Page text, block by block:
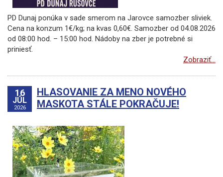
PD Dunaj ponúka v sade smerom na Jarovce samozber sliviek.
Cena na konzum 1€/kg; na kvas 0,60€. Samozber od 04.08.2026
od 08:00 hod. – 15:00 hod. Nádoby na zber je potrebné si
priniesť.
Zobraziť...
16
JÚL
2026
HLASOVANIE ZA MENO NOVÉHO
MASKOTA STÁLE POKRAČUJE!